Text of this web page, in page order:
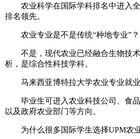
农业科学在国际学科排名中进入全
排名领先。
农业专业是不是传统“种地专业”？
不是，现代农业已经融合生物技术
析，是综合性科技学科。
马来西亚博特拉大学农业专业就业
毕业生可进入农业科技公司、食品
以及政府农业部门等方向。
为什么很多国际学生选择UPM农